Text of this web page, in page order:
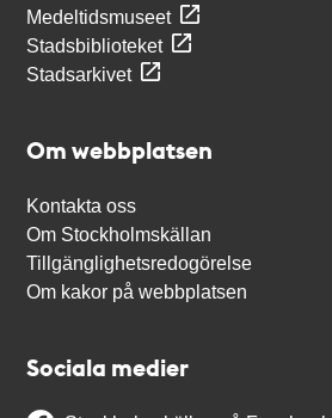
Medeltidsmuseet
Stadsbiblioteket
Stadsarkivet
Om webbplatsen
Kontakta oss
Om Stockholmskällan
Tillgänglighetsredogörelse
Om kakor på webbplatsen
Sociala medier